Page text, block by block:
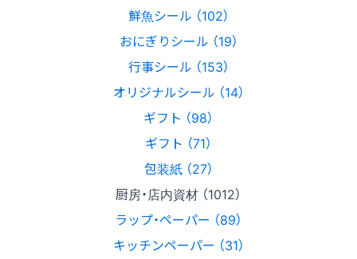
鮮魚シール （102）
おにぎりシール （19）
行事シール （153）
オリジナルシール （14）
ギフト （98）
ギフト （71）
包装紙 （27）
厨房・店内資材 （1012）
ラップ・ペーパー （89）
キッチンペーパー （31）